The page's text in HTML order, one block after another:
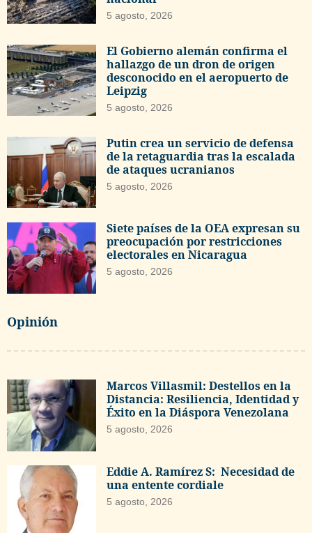
5 agosto, 2026
El Gobierno alemán confirma el
hallazgo de un dron de origen
desconocido en el aeropuerto de
Leipzig
5 agosto, 2026
Putin crea un servicio de defensa
de la retaguardia tras la escalada
de ataques ucranianos
5 agosto, 2026
Siete países de la OEA expresan su
preocupación por restricciones
electorales en Nicaragua
5 agosto, 2026
Opinión
Marcos Villasmil: Destellos en la
Distancia: Resiliencia, Identidad y
Éxito en la Diáspora Venezolana
5 agosto, 2026
Eddie A. Ramírez S: Necesidad de
una entente cordiale
5 agosto, 2026